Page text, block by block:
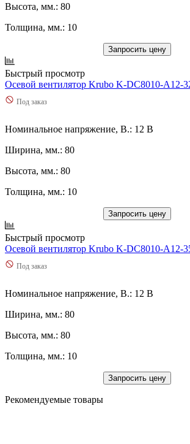
Высота, мм.: 80
Толщина, мм.: 10
Запросить цену
Быстрый просмотр
Осевой вентилятор Krubo K-DC8010-A12-
Под заказ
Номинальное напряжение, В.: 12 В
Ширина, мм.: 80
Высота, мм.: 80
Толщина, мм.: 10
Запросить цену
Быстрый просмотр
Осевой вентилятор Krubo K-DC8010-A12-
Под заказ
Номинальное напряжение, В.: 12 В
Ширина, мм.: 80
Высота, мм.: 80
Толщина, мм.: 10
Запросить цену
Рекомендуемые товары